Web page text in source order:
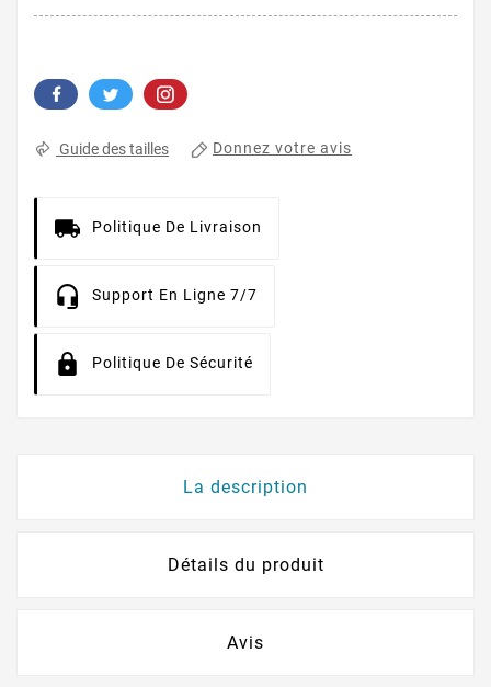
Guide des tailles Donnez votre avis
Politique De Livraison
Support En Ligne 7/7
Politique De Sécurité
La description
Détails du produit
Avis